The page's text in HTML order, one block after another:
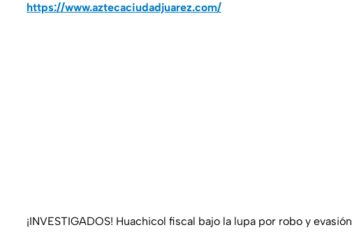
https://www.aztecaciudadjuarez.com/
¡INVESTIGADOS! Huachicol fiscal bajo la lupa por robo y evasión